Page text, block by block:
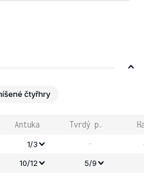
čtyřhry
Antuka Tvrdý p.
1/3 -
10/12 5/9